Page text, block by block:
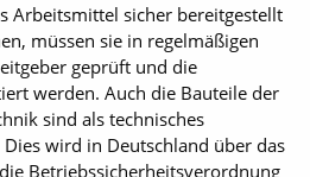
Arbeitsmittel sicher bereitgestellt
müssen sie in regelmäßigen
geprüft und die
werden. Auch die Bauteile der
sind als technisches
wird in Deutschland über das
Betriebssicherheitsverordnung